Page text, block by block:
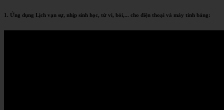
1. Ứng dụng Lịch vạn sự, nhịp sinh học, tử vi, bói,... cho điện thoại và máy tính bảng: